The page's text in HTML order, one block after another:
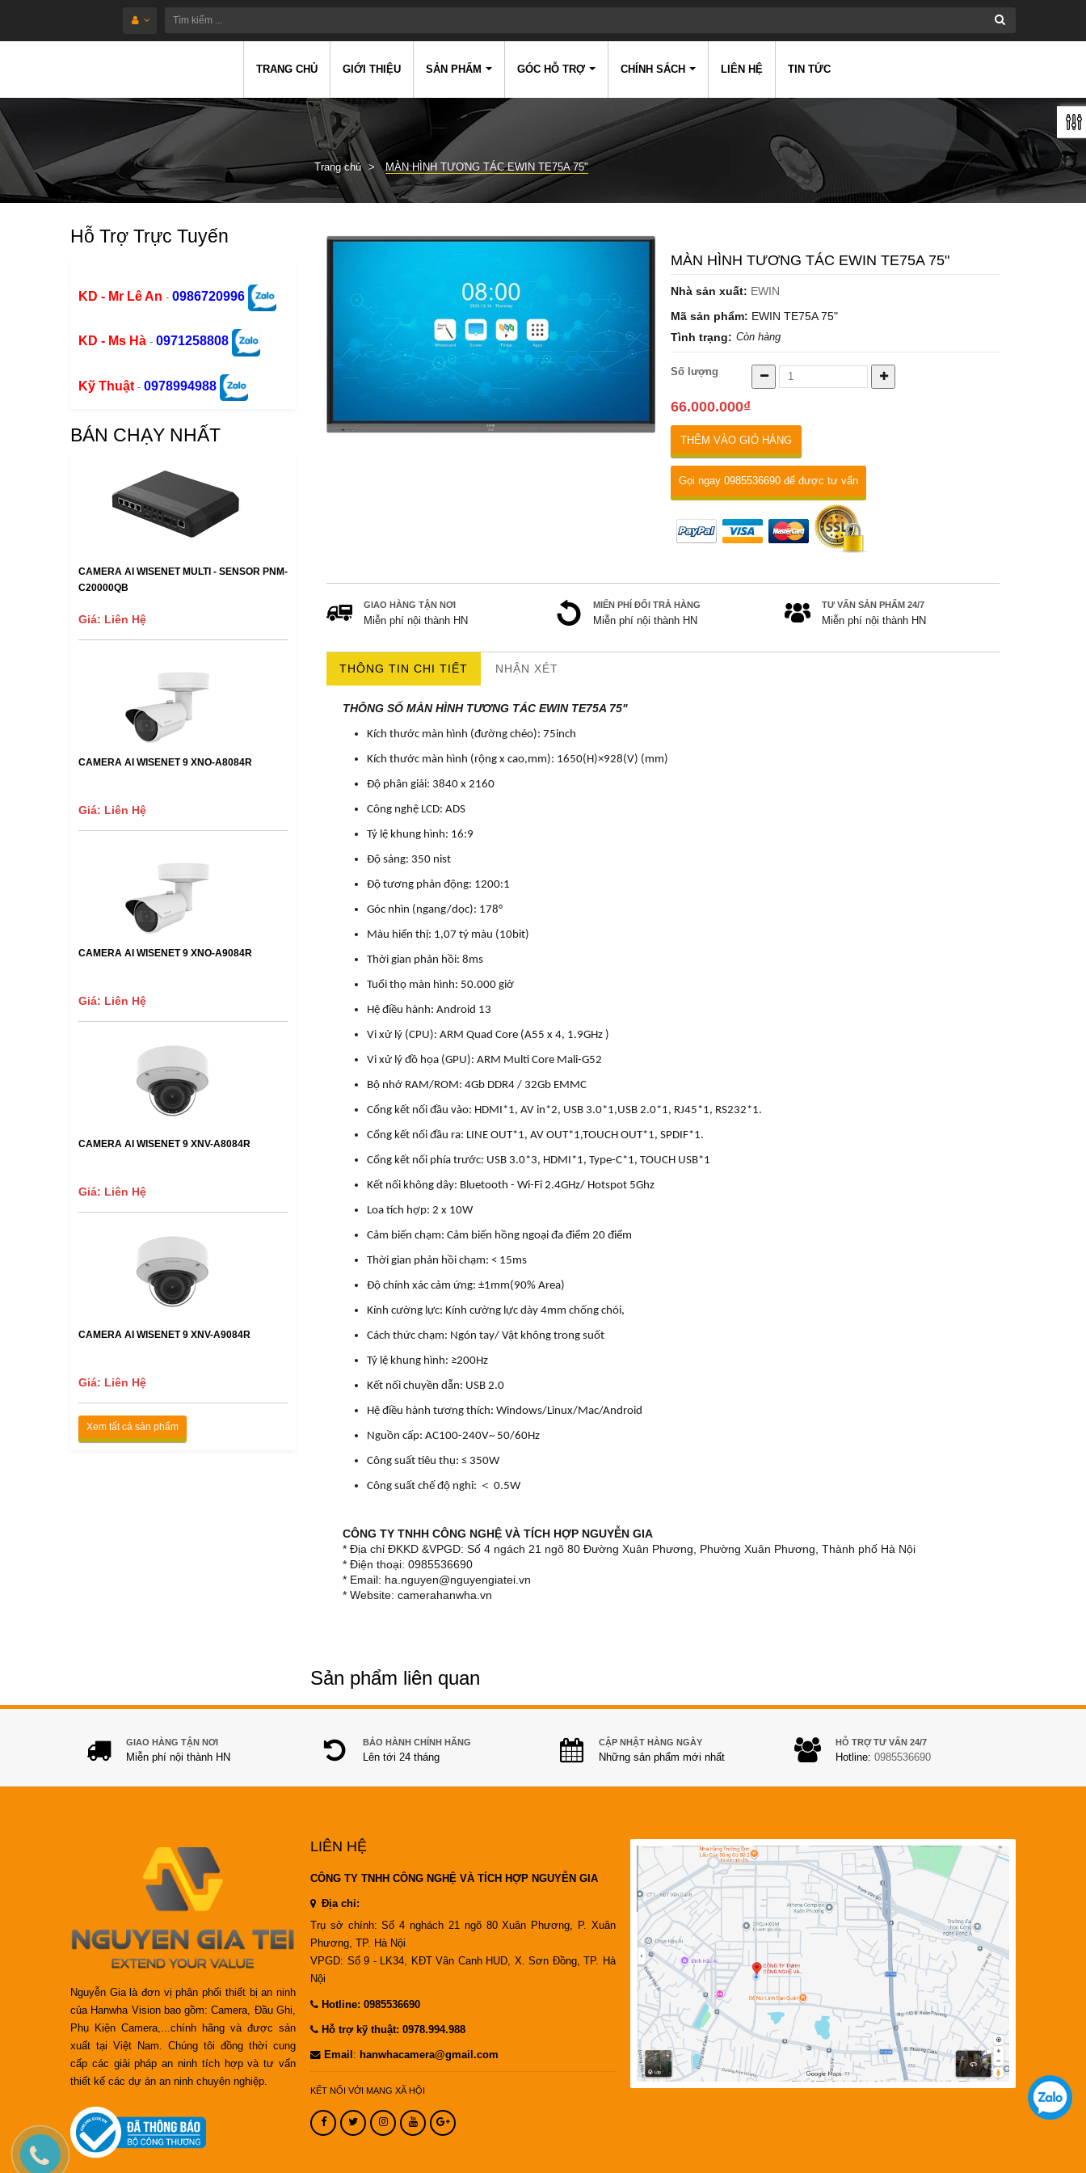
TRANG CHỦ GIỚI THIỆU SẢN PHẨM GÓC HỖ TRỢ CHÍNH SÁCH LIÊN HỆ TIN TỨC
Trang chủ MÀN HÌNH TƯƠNG TÁC EWIN TE75A 75"
Hỗ Trợ Trực Tuyến
KD - Mr Lê An - 0986720996
KD - Ms Hà - 0971258808
Kỹ Thuật - 0978994988
BÁN CHẠY NHẤT
CAMERA AI WISENET MULTI - SENSOR PNM-
C20000QB
Giá: Liên Hệ
CAMERA AI WISENET 9 XNO-A8084R
Giá: Liên Hệ
CAMERA AI WISENET 9 XNO-A9084R
Giá: Liên Hệ
CAMERA AI WISENET 9 XNV-A8084R
Giá: Liên Hệ
CAMERA AI WISENET 9 XNV-A9084R
Giá: Liên Hệ
Xem tất cả sản phẩm
MÀN HÌNH TƯƠNG TÁC EWIN TE75A 75"
Nhà sản xuất: EWIN
Mã sản phẩm: EWIN TE75A 75"
Tình trạng: Còn hàng
Số lượng
66.000.000₫
THÊM VÀO GIỎ HÀNG
Gọi ngay 0985536690 để được tư vấn
GIAO HÀNG TẬN NƠI
Miễn phí nội thành HN
MIẾN PHÍ ĐỔI TRẢ HÀNG
Miễn phí nội thành HN
TƯ VẤN SẢN PHẨM 24/7
Miễn phí nội thành HN
THÔNG TIN CHI TIẾT NHẬN XÉT
THÔNG SỐ MÀN HÌNH TƯƠNG TÁC EWIN TE75A 75"
Kích thước màn hình (đường chéo): 75inch
Kích thước màn hình (rộng x cao,mm): 1650(H)×928(V) (mm)
Độ phân giải: 3840 x 2160
Công nghệ LCD: ADS
Tỷ lệ khung hình: 16:9
Độ sáng: 350 nist
Độ tương phản động: 1200:1
Góc nhìn (ngang/dọc): 178°
Màu hiển thị: 1,07 tỷ màu (10bit)
Thời gian phản hồi: 8ms
Tuổi thọ màn hình: 50.000 giờ
Hệ điều hành: Android 13
Vi xử lý (CPU): ARM Quad Core (A55 x 4, 1.9GHz )
Vi xử lý đồ họa (GPU): ARM Multi Core Mali-G52
Bộ nhớ RAM/ROM: 4Gb DDR4 / 32Gb EMMC
Cổng kết nối đầu vào: HDMI*1, AV in*2, USB 3.0*1,USB 2.0*1, RJ45*1, RS232*1.
Cổng kết nối đầu ra: LINE OUT*1, AV OUT*1,TOUCH OUT*1, SPDIF*1.
Cổng kết nối phía trước: USB 3.0*3, HDMI*1, Type-C*1, TOUCH USB*1
Kết nối không dây: Bluetooth - Wi-Fi 2.4GHz/ Hotspot 5Ghz
Loa tích hợp: 2 x 10W
Cảm biến chạm: Cảm biến hồng ngoại đa điểm 20 điểm
Thời gian phản hồi chạm: < 15ms
Độ chính xác cảm ứng: ±1mm(90% Area)
Kính cường lực: Kính cường lực dày 4mm chống chói,
Cách thức chạm: Ngón tay/ Vật không trong suốt
Tỷ lệ khung hình: ≥200Hz
Kết nối chuyền dẫn: USB 2.0
Hệ điều hành tương thích: Windows/Linux/Mac/Android
Nguồn cấp: AC100-240V~ 50/60Hz
Công suất tiêu thụ: ≤ 350W
Công suất chế độ nghỉ: ＜ 0.5W
CÔNG TY TNHH CÔNG NGHỆ VÀ TÍCH HỢP NGUYỄN GIA
* Địa chỉ ĐKKD &VPGD: Số 4 ngách 21 ngõ 80 Đường Xuân Phương, Phường Xuân Phương, Thành phố Hà Nội
* Điện thoại: 0985536690
* Email: ha.nguyen@nguyengiatei.vn
* Website: camerahanwha.vn
Sản phẩm liên quan
GIAO HÀNG TẬN NƠI
Miễn phí nội thành HN
BẢO HÀNH CHÍNH HÃNG
Lên tới 24 tháng
CẬP NHẬT HÀNG NGÀY
Những sản phẩm mới nhất
HỖ TRỢ TƯ VẤN 24/7
Hotline: 0985536690
Nguyễn Gia là đơn vị phân phối thiết bị an ninh
của Hanwha Vision bao gồm: Camera, Đầu Ghi,
Phụ Kiện Camera,...chính hãng và được sản
xuất tại Việt Nam. Chúng tôi đồng thời cung
cấp các giải pháp an ninh tích hợp và tư vấn
thiết kế các dự án an ninh chuyên nghiệp.
LIÊN HỆ
CÔNG TY TNHH CÔNG NGHỆ VÀ TÍCH HỢP NGUYỄN GIA
Địa chỉ:
Trụ sở chính: Số 4 nghách 21 ngõ 80 Xuân Phương, P. Xuân
Phương, TP. Hà Nội
VPGD: Số 9 - LK34, KĐT Vân Canh HUD, X. Sơn Đồng, TP. Hà
Nội
Hotline: 0985536690
Hỗ trợ kỹ thuật: 0978.994.988
Email : hanwhacamera@gmail.com
KẾT NỐI VỚI MẠNG XÃ HỘI